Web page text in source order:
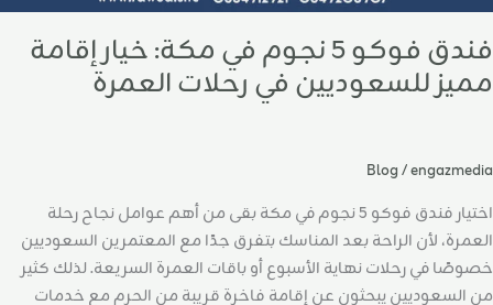
فندق فوكو 5 نجوم في مكة: خيار إقامة
مميز للسعوديين في رحلات العمرة
Blog/engazmedia
اختيار فندق فوكو 5 نجوم في مكة بقى من أهم عوامل نجاح رحلة
العمرة، لأن الراحة بعد المناسك بتفرق جدًا مع المعتمرين السعوديين
خصوصًا في رحلات نهاية الأسبوع أو باقات العمرة السريعة. لذلك كثير
من السعوديين يبحثون عن إقامة فاخرة قريبة من الحرم مع خدمات